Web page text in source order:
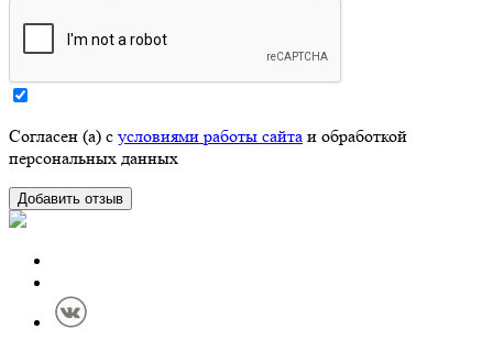
Согласен (а) с условиями работы сайта и обработкой
персональных данных